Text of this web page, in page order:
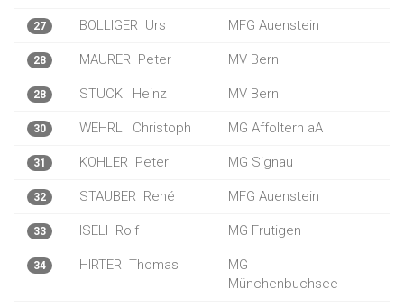
27 BOLLIGER Urs MFG Auenstein
28 MAURER Peter MV Bern
28 STUCKI Heinz MV Bern
30 WEHRLI Christoph MG Affoltern aA
31 KOHLER Peter MG Signau
32 STAUBER René MFG Auenstein
33 ISELI Rolf MG Frutigen
34 HIRTER Thomas
MG
Münchenbuchsee